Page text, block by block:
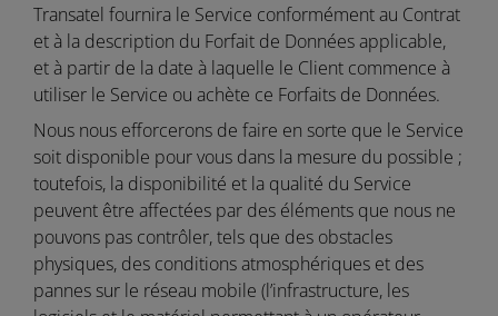
Transatel fournira le Service conformément au Contrat
et à la description du Forfait de Données applicable,
et à partir de la date à laquelle le Client commence à
utiliser le Service ou achète ce Forfaits de Données.
Nous nous efforcerons de faire en sorte que le Service
soit disponible pour vous dans la mesure du possible ;
toutefois, la disponibilité et la qualité du Service
peuvent être affectées par des éléments que nous ne
pouvons pas contrôler, tels que des obstacles
physiques, des conditions atmosphériques et des
pannes sur le réseau mobile (l’infrastructure, les